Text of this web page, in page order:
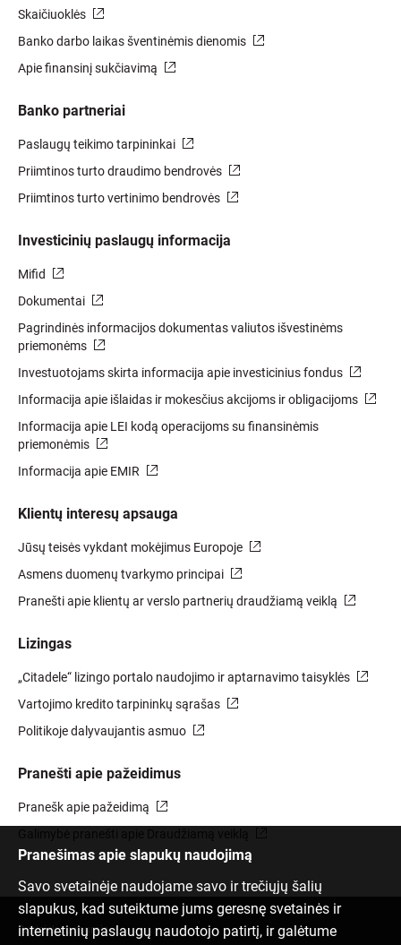
Skaičiuoklės
Banko darbo laikas šventinėmis dienomis
Apie finansinį sukčiavimą
Banko partneriai
Paslaugų teikimo tarpininkai
Priimtinos turto draudimo bendrovės
Priimtinos turto vertinimo bendrovės
Investicinių paslaugų informacija
Mifid
Dokumentai
Pagrindinės informacijos dokumentas valiutos išvestinėms
priemonėms
Investuotojams skirta informacija apie investicinius fondus
Informacija apie išlaidas ir mokesčius akcijoms ir obligacijoms
Informacija apie LEI kodą operacijoms su finansinėmis
priemonėmis
Informacija apie EMIR
Klientų interesų apsauga
Jūsų teisės vykdant mokėjimus Europoje
Asmens duomenų tvarkymo principai
Pranešti apie klientų ar verslo partnerių draudžiamą veiklą
Lizingas
„Citadele“ lizingo portalo naudojimo ir aptarnavimo taisyklės
Vartojimo kredito tarpininkų sąrašas
Politikoje dalyvaujantis asmuo
Pranešti apie pažeidimus
Pranešk apie pažeidimą
Pranešimas apie slapukų naudojimą
Savo svetainėje naudojame savo ir trečiųjų šalių
slapukus, kad suteiktume jums geresnę svetainės ir
internetinių paslaugų naudotojo patirtį, ir galėtume
Susisiek su mumis